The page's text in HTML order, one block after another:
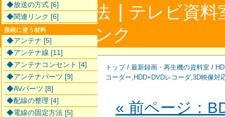
配線接続方法 | テレビ資料
合わせ|リンク
トップ/ 最新録画・再生機の資料室 /
コーダー, HDD+DVDレコーダ,3D映像対
« 前ページ：
◆放送の方式 [6]
◆関連リンク [6]
接続に使う材料
◆アンテナ [5]
◆アンテナ線 [11]
◆アンテナコンセント [4]
◆アンテナパーツ [9]
◆AVパーツ [8]
◆配線の整理 [4]
◆電線の固定方法 [5]